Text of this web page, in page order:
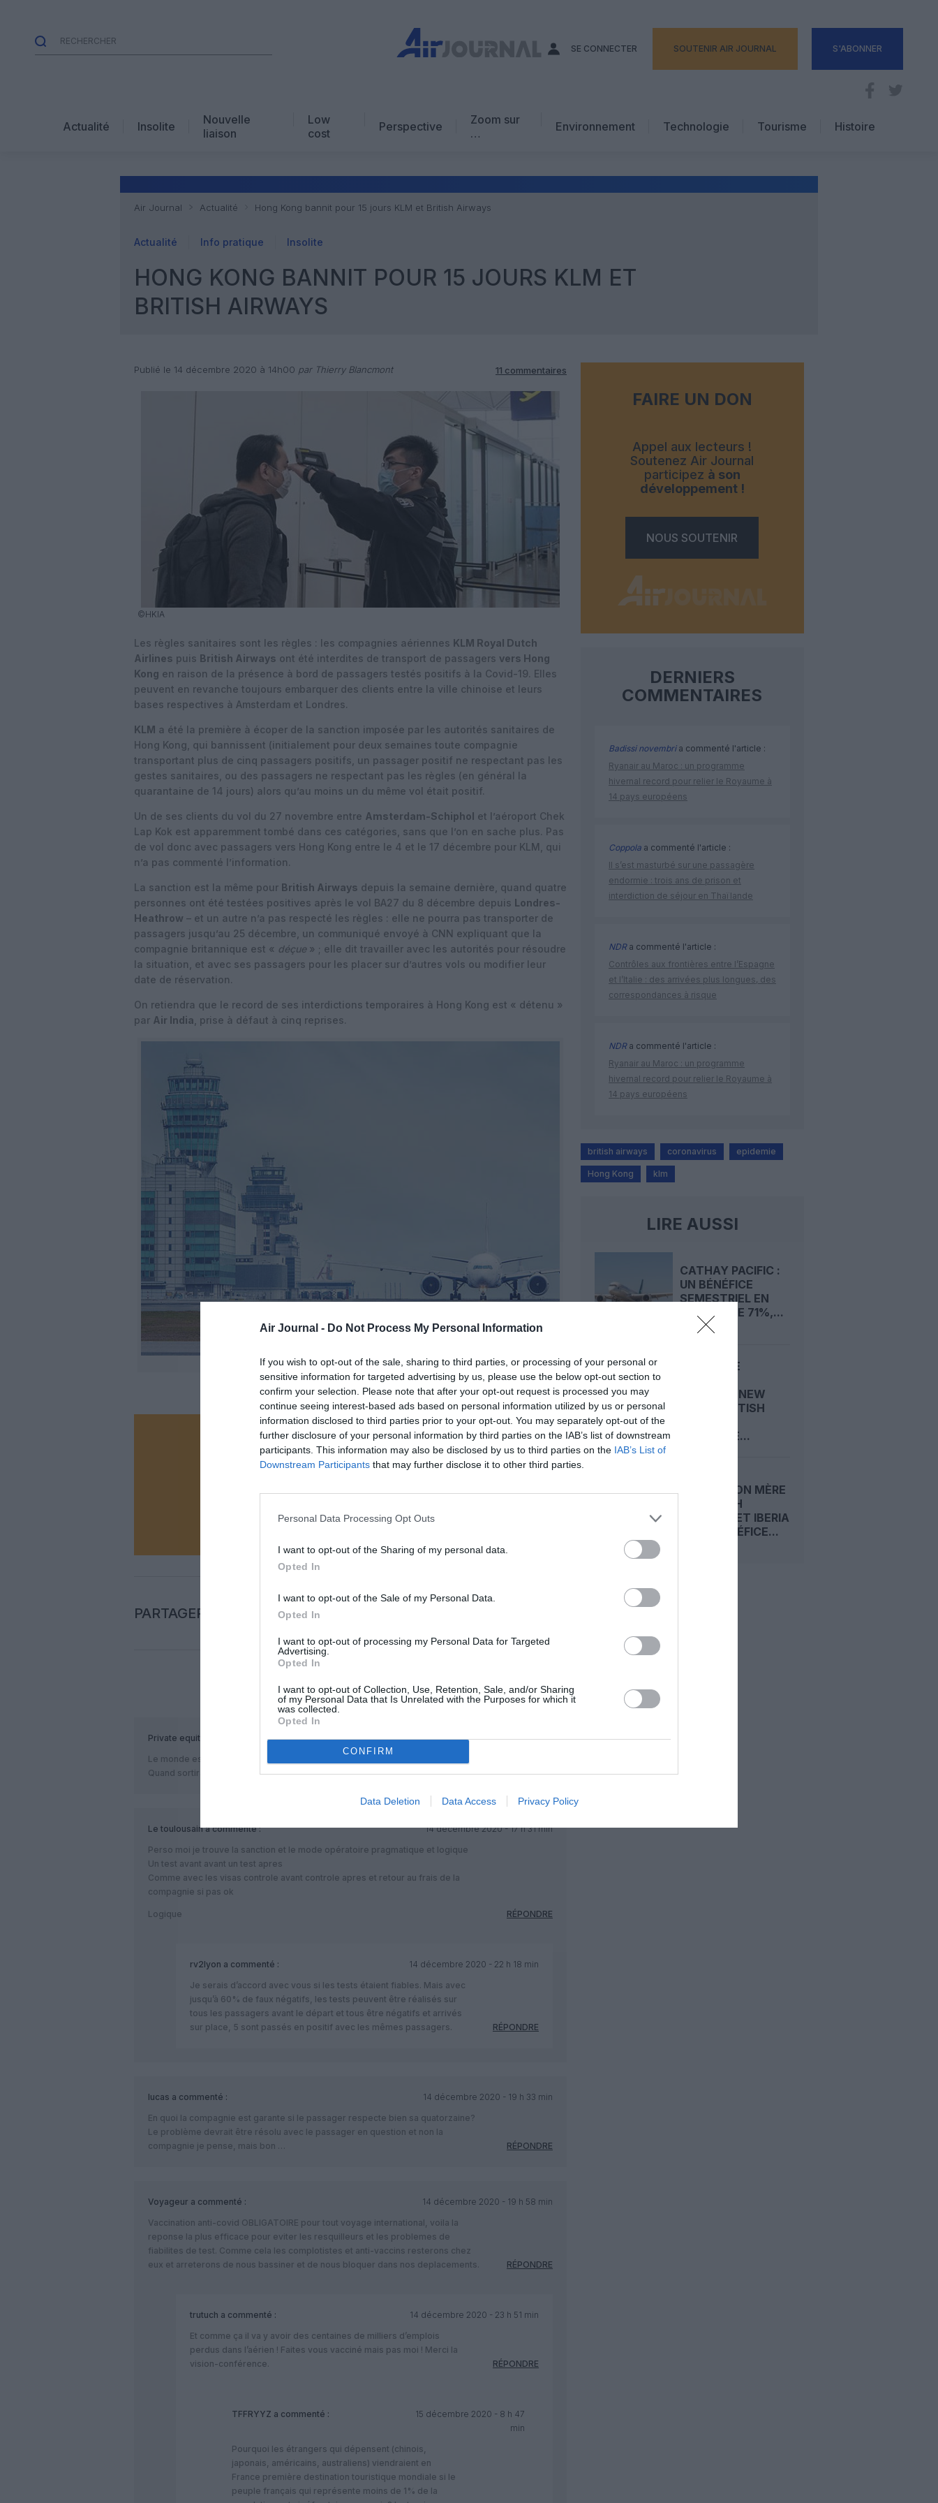
Air Journal - Do Not Process My Personal Information
If you wish to opt-out of the sale, sharing to third parties, or processing of your personal or
sensitive information for targeted advertising by us, please use the below opt-out section to
confirm your selection. Please note that after your opt-out request is processed you may
continue seeing interest-based ads based on personal information utilized by us or personal
information disclosed to third parties prior to your opt-out. You may separately opt-out of the
further disclosure of your personal information by third parties on the IAB’s list of downstream
participants. This information may also be disclosed by us to third parties on the IAB’s List of
Downstream Participants that may further disclose it to other third parties.
Personal Data Processing Opt Outs
I want to opt-out of the Sharing of my personal data.
Opted In
I want to opt-out of the Sale of my Personal Data.
Opted In
I want to opt-out of processing my Personal Data for Targeted
Advertising.
Opted In
I want to opt-out of Collection, Use, Retention, Sale, and/or Sharing
of my Personal Data that Is Unrelated with the Purposes for which it
was collected.
Opted In
CONFIRM
Data Deletion Data Access Privacy Policy
SE CONNECTER SOUTENIR AIR JOURNAL S'ABONNER
Actualité Insolite
Nouvelle
liaison
Low
cost
Perspective
Zoom sur
…
Avis d’expert
Environnement Technologie
Tourisme
Hôtellerie
Histoire
Air Journal Actualité Hong Kong bannit pour 15 jours KLM et British Airways
Actualité Info pratique Insolite
HONG KONG BANNIT POUR 15 JOURS KLM ET
BRITISH AIRWAYS
Publié le 14 décembre 2020 à 14h00 par Thierry Blancmont 11 commentaires
©HKIA
Les règles sanitaires sont les règles : les compagnies aériennes KLM Royal Dutch
Airlines puis British Airways ont été interdites de transport de passagers vers Hong
Kong en raison de la présence à bord de passagers testés positifs à la Covid-19. Elles
peuvent en revanche toujours embarquer des clients entre la ville chinoise et leurs
bases respectives à Amsterdam et Londres.
KLM a été la première à écoper de la sanction imposée par les autorités sanitaires de
Hong Kong, qui bannissent (initialement pour deux semaines toute compagnie
transportant plus de cinq passagers positifs, un passager positif ne respectant pas les
gestes sanitaires, ou des passagers ne respectant pas les règles (en général la
quarantaine de 14 jours) alors qu’au moins un du même vol était positif.
Un de ses clients du vol du 27 novembre entre Amsterdam-Schiphol et l’aéroport Chek
Lap Kok est apparemment tombé dans ces catégories, sans que l’on en sache plus. Pas
de vol donc avec passagers vers Hong Kong entre le 4 et le 17 décembre pour KLM, qui
n’a pas commenté l’information.
La sanction est la même pour British Airways depuis la semaine dernière, quand quatre
personnes ont été testées positives après le vol BA27 du 8 décembre depuis Londres-
Heathrow – et un autre n’a pas respecté les règles : elle ne pourra pas transporter de
passagers jusqu’au 25 décembre, un communiqué envoyé à CNN expliquant que la
compagnie britannique est « déçue » ; elle dit travailler avec les autorités pour résoudre
la situation, et avec ses passagers pour les placer sur d’autres vols ou modifier leur
date de réservation.
On retiendra que le record de ses interdictions temporaires à Hong Kong est « détenu »
par Air India , prise à défaut à cinq reprises.
©HKIA
Vous avez apprécié l’article ?
Soutenez-nous, faites un don !
NOUS SOUTENIR
PARTAGER L'ARTICLE
FacebookTwitterPinterestLinkedInEmail Print
COMMENTAIRE(S)
Private equity
14 décembre 2020 - 16 h 47 min
Le monde est devenu fou .
Quand sortira-t-il de ce délire collectif ?
RÉPONDRE
Le toulousaina commenté :
14 décembre 2020 - 17 h 31 min
Perso moi je trouve la sanction et le mode opératoire pragmatique et logique
Un test avant avant un test apres
Comme avec les visas controle avant controle apres et retour au frais de la
compagnie si pas ok
Logique RÉPONDRE
rv2lyon a commenté :
14 décembre 2020 - 22 h 18 min
Je serais d’accord avec vous si les tests étaient fiables. Mais avec
jusqu’à 60% de faux négatifs, les tests peuvent être réalisés sur
tous les passagers avant le départ et tous être négatifs et arrivés
sur place, 5 sont passés en positif avec les mêmes passagers.
RÉPONDRE
lucas a commenté :
14 décembre 2020 - 19 h 33 min
En quoi la compagnie est garante si le passager respecte bien sa quatorzaine?
Le problème devrait être résolu avec le passager en question et non la
compagnie je pense, mais bon …
RÉPONDRE
Voyageur a commenté :
14 décembre 2020 - 19 h 58 min
Vaccination anti-covid OBLIGATOIRE pour tout voyage international, voila la
reponse la plus efficace pour eviter les resquilleurs et les problemes de
fiabilites de test. Comme cela les complotistes et anti-vaccins resterons chez
eux et arreterons de nous bassiner et de nous bloquer dans nos deplacements.
RÉPONDRE
trutuch a commenté :
14 décembre 2020 - 23 h 51 min
Et comme ça il va y avoir des centaines de milliers d’emplois
perdus dans l’aérien ! Faites vous vacciné mais pas moi ! Merci la
vision-conférence.
RÉPONDRE
TFFRYYZ a commenté :
15 décembre 2020 - 8 h 47
min
Pourquoi les étrangers qui dépensent (chinois,
japonais, américains, australiens) viendraient en
France première destination touristique mondiale si le
peuple français qui représente moins de 1% de la
FAIRE UN DON
Appel aux lecteurs !
Soutenez Air Journal
participez à son
développement !
NOUS SOUTENIR
DERNIERS
COMMENTAIRES
Badissi novembria commenté l'article :
Ryanair au Maroc : un programme
hivernal record pour relier le Royaume à
14 pays européens
Coppola a commenté l'article :
Il s’est masturbé sur une passagère
endormie : trois ans de prison et
interdiction de séjour en Thaïlande
NDRa commenté l'article :
Contrôles aux frontières entre l’Espagne
et l’Italie : des arrivées plus longues, des
correspondances à risque
NDRa commenté l'article :
Ryanair au Maroc : un programme
hivernal record pour relier le Royaume à
14 pays européens
british airways coronavirus epidemie
Hong Kong klm
LIRE AUSSI
CATHAY PACIFIC :
UN BÉNÉFICE
SEMESTRIEL EN
HAUSSE DE 71%,...
80 ANS DE
LONDRES-NEW
YORK : BRITISH
RENFORCE...
IAG, MAISON MÈRE
DE BRITISH
AIRWAYS ET IBERIA
: SON BÉNÉFICE...